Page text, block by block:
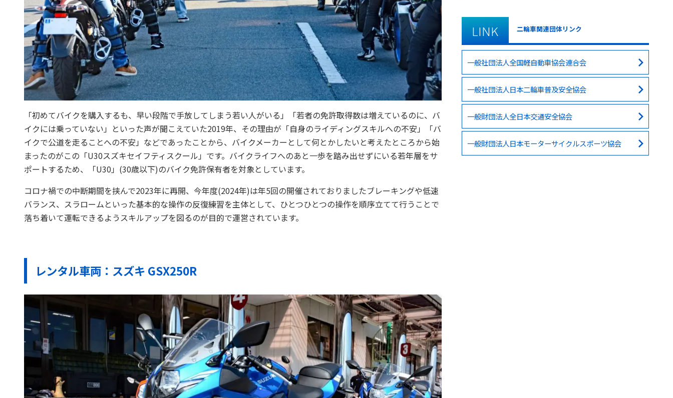
「初めてバイクを購入するも、早い段階で手放してしまう若い人がいる」「若者の免許取得数は増えているのに、バ
イクには乗っていない」といった声が聞こえていた2019年、その理由が「自身のライディングスキルへの不安」「バ
イクで公道を走ることへの不安」などであったことから、バイクメーカーとして何とかしたいと考えたところから始
まったのがこの「U30スズキセイフティスクール」です。バイクライフへのあと一歩を踏み出せずにいる若年層をサ
ポートするため、「U30」(30歳以下)のバイク免許保有者を対象としています。
コロナ禍での中断期間を挟んで2023年に再開、今年度(2024年)は年5回の開催されておりましたブレーキングや低速
バランス、スラロームといった基本的な操作の反復練習を主体として、ひとつひとつの操作を順序立てて行うことで
落ち着いて運転できるようスキルアップを図るのが目的で運営されています。
レンタル車両：スズキ GSX250R
LINK 二輪車関連団体リンク
一般社団法人全国軽自動車協会連合会
一般社団法人日本二輪車普及安全協会
一般財団法人全日本交通安全協会
一般財団法人日本モーターサイクルスポーツ協会